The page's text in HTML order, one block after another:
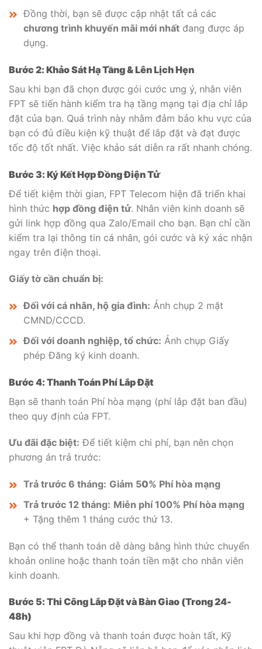
Đồng thời, bạn sẽ được cập nhật tất cả các
chương trình khuyến mãi mới nhất đang được áp
dụng.
Bước 2: Khảo Sát Hạ Tầng & Lên Lịch Hẹn
Sau khi bạn đã chọn được gói cước ưng ý, nhân viên
FPT sẽ tiến hành kiểm tra hạ tầng mạng tại địa chỉ lắp
đặt của bạn. Quá trình này nhằm đảm bảo khu vực của
bạn có đủ điều kiện kỹ thuật để lắp đặt và đạt được
tốc độ tốt nhất. Việc khảo sát diễn ra rất nhanh chóng.
Bước 3: Ký Kết Hợp Đồng Điện Tử
Để tiết kiệm thời gian, FPT Telecom hiện đã triển khai
hình thức hợp đồng điện tử. Nhân viên kinh doanh sẽ
gửi link hợp đồng qua Zalo/Email cho bạn. Bạn chỉ cần
kiểm tra lại thông tin cá nhân, gói cước và ký xác nhận
ngay trên điện thoại.
Giấy tờ cần chuẩn bị:
Đối với cá nhân, hộ gia đình: Ảnh chụp 2 mặt
CMND/CCCD.
Đối với doanh nghiệp, tổ chức: Ảnh chụp Giấy
phép Đăng ký kinh doanh.
Bước 4: Thanh Toán Phí Lắp Đặt
Bạn sẽ thanh toán Phí hòa mạng (phí lắp đặt ban đầu)
theo quy định của FPT.
Ưu đãi đặc biệt: Để tiết kiệm chi phí, bạn nên chọn
phương án trả trước:
Trả trước 6 tháng: Giảm 50% Phí hòa mạng
Trả trước 12 tháng: Miễn phí 100% Phí hòa mạng
+ Tặng thêm 1 tháng cước thứ 13.
Bạn có thể thanh toán dễ dàng bằng hình thức chuyển
khoản online hoặc thanh toán tiền mặt cho nhân viên
kinh doanh.
Bước 5: Thi Công Lắp Đặt và Bàn Giao (Trong 24-
48h)
Sau khi hợp đồng và thanh toán được hoàn tất, Kỹ